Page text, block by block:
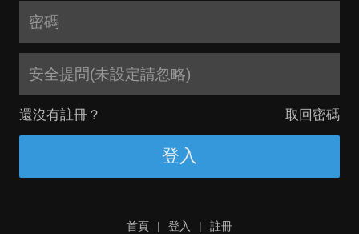
安全提問(未設定請忽略)
還沒有註冊？ 取回密碼
登入
首頁 | 登入 |
註冊